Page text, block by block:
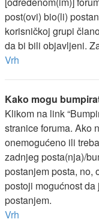
post(ovi) bio(li)
korisničkoj grupi
da bi bili objavljeni.
Vrh
Kako mogu
Klikom na link
stranice foruma. Ako
onemogućeno ili
zadnjeg posta(nja)/
postanjem posta, no,
postoji mogućnost
postanjem.
Vrh